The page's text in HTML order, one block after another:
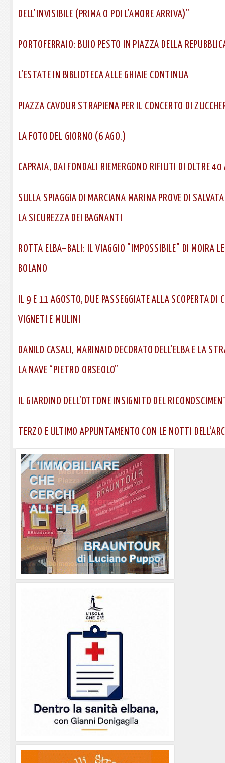
DELL'INVISIBILE (PRIMA O POI L'AMORE ARRIVA)"
PORTOFERRAIO: BUIO PESTO IN PIAZZA DELLA
L'ESTATE IN BIBLIOTECA ALLE GHIAIE CONTINUA
PIAZZA CAVOUR STRAPIENA PER IL CONCERTO DI
LA FOTO DEL GIORNO (6 AGO.)
CAPRAIA, DAI FONDALI RIEMERGONO RIFIUTI DI OLTRE 40
SULLA SPIAGGIA DI MARCIANA MARINA PROVE DI
LA SICUREZZA DEI BAGNANTI
ROTTA ELBA–BALI: IL VIAGGIO "IMPOSSIBILE" DI MOIRA
BOLANO
IL 9 E 11 AGOSTO, DUE PASSEGGIATE ALLA SCOPERTA
VIGNETI E MULINI
DANILO CASALI, MARINAIO DECORATO DELL’ELBA E LA
LA NAVE “PIETRO ORSEOLO”
IL GIARDINO DELL'OTTONE INSIGNITO DEL
TERZO E ULTIMO APPUNTAMENTO CON LE NOTTI